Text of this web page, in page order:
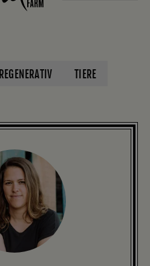
REGENERATIV TIERE